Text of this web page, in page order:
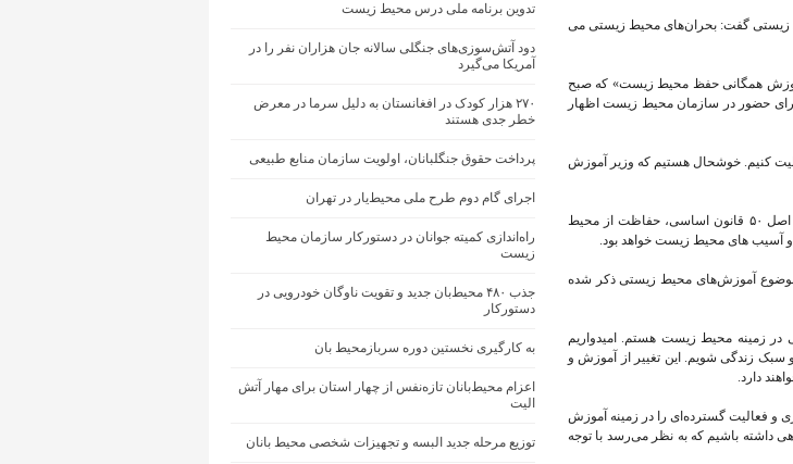
گفت: بحران‌های محیط زیستی می
همگانی حفظ محیط زیست» که صبح
حضور در سازمان محیط زیست اظهار
کنیم. خوشحال هستیم که وزیر آموزش
انصاری با اشاره به اسناد بالادستی موجود در زمینه آموزش همگانی گفت: بر اساس اصل ۵۰ قانون اساسی، حفاظت از محیط
آسیب های محیط زیست خواهد بود.
موضوع آموزش‌های محیط زیستی ذکر شده
در زمینه محیط زیست هستم. امیدواریم
زندگی شویم. این تغییر از آموزش و
دارد.
و فعالیت گسترده‌ای را در زمینه آموزش
داشته باشیم که به نظر می‌رسد با توجه
تدوین برنامه ملی درس محیط زیست
دود آتش‌سوزی‌های جنگلی سالانه جان هزاران نفر را در
آمریکا می‌گیرد
۲۷۰ هزار کودک در افغانستان به دلیل سرما در معرض
خطر جدی هستند
پرداخت حقوق جنگلبانان، اولویت سازمان منابع طبیعی
اجرای گام دوم طرح ملی محیط‌یار در تهران
راه‌اندازی کمیته جوانان در دستورکار سازمان محیط
زیست
جذب ۴۸۰ محیط‌بان جدید و تقویت ناوگان خودرویی در
دستورکار
به کارگیری نخستین دوره سربازمحیط بان
اعزام محیط‌بانان تازه‌نفس از چهار استان برای مهار آتش
الیت
توزیع مرحله جدید البسه و تجهیزات شخصی محیط بانان